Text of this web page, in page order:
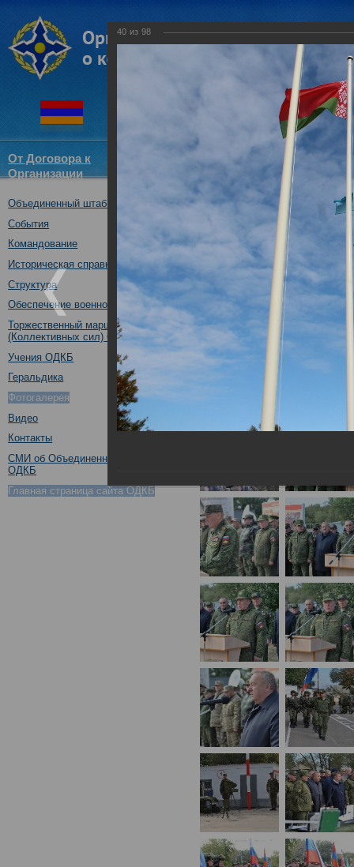
От Договора к
Организации
Структура
Новости
Объединенный штаб ОДКБ
События
Командование
Историческая справка
Структура
Обеспечение военной безопасности
Торжественный марш Войск
(Коллективных сил) ОДКБ
Учения ОДКБ
Геральдика
Фотогалерея
Видео
Контакты
СМИ об Объединенном штабе
ОДКБ
Главная страница сайта ОДКБ
Открытие оперативно-
40 из 98